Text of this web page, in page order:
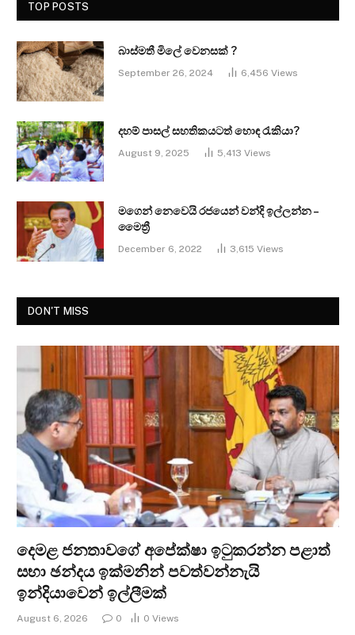
TOP POSTS
බාස්මතී මිලේ වෙනසක් ?
September 26, 2024 6,456 Views
දහම් පාසල් සහතිකයටත් හොඳ රැකියා?
August 9, 2025 5,413 Views
මගෙන් නෙවෙයි රජයෙන් වන්දි ඉල්ලන්න –
මෛත්‍රී
December 6, 2022 3,615 Views
DON'T MISS
දෙමළ ජනතාවගේ අපේක්ෂා ඉටුකරන්න පළාත්
සභා ඡන්දය ඉක්මනින් පවත්වන්නැයි
ඉන්දියාවෙන් ඉල්ලීමක්
August 6, 2026 0 0 Views